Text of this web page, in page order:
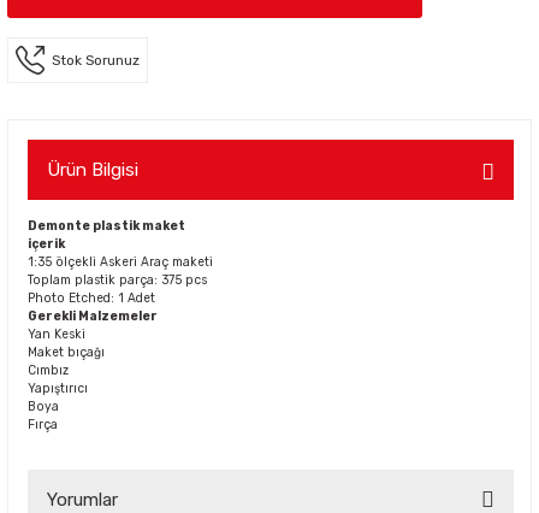
Stok Sorunuz
Ürün Bilgisi
Demonte plastik maket
içerik
1:35 ölçekli Askeri Araç maketi
Toplam plastik parça: 375 pcs
Photo Etched: 1 Adet
Gerekli Malzemeler
Yan Keski
Maket bıçağı
Cımbız
Yapıştırıcı
Boya
Fırça
Yorumlar